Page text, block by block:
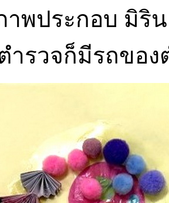
าพประกอบ มิริ
ำรวจก็มีรถของ